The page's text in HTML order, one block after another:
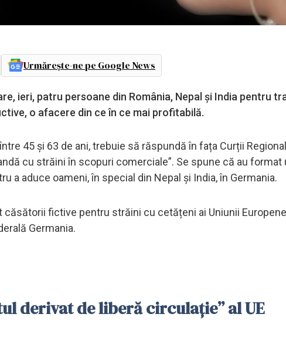
Urmărește-ne pe Google News
ieri, patru persoane din România, Nepal și India pentru
o afacere din ce în ce mai profitabilă.
45 și 63 de ani, trebuie să răspundă în fața Curții
cu străini în scopuri comerciale”. Se spune că au format
a aduce oameni, în special din Nepal și India, în Germania.
fictive pentru străini cu cetățeni ai Uniunii
Germania.
derivat de liberă circulație” al UE